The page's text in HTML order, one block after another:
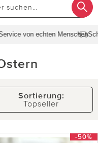
von echten Menschen
Sortierung:
Topseller
-50%